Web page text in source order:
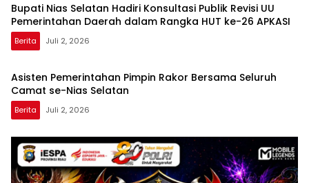
Bupati Nias Selatan Hadiri Konsultasi Publik Revisi UU
Pemerintahan Daerah dalam Rangka HUT ke-26 APKASI
Berita Juli 2, 2026
Asisten Pemerintahan Pimpin Rakor Bersama Seluruh
Camat se-Nias Selatan
Berita Juli 2, 2026